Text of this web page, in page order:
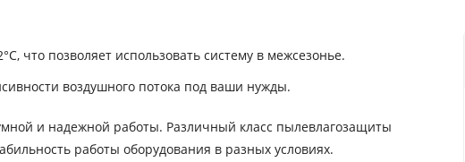
что позволяет использовать систему в межсезонье.
воздушного потока под ваши нужды.
и надежной работы. Различный класс пылевлагозащиты
работы оборудования в разных условиях.